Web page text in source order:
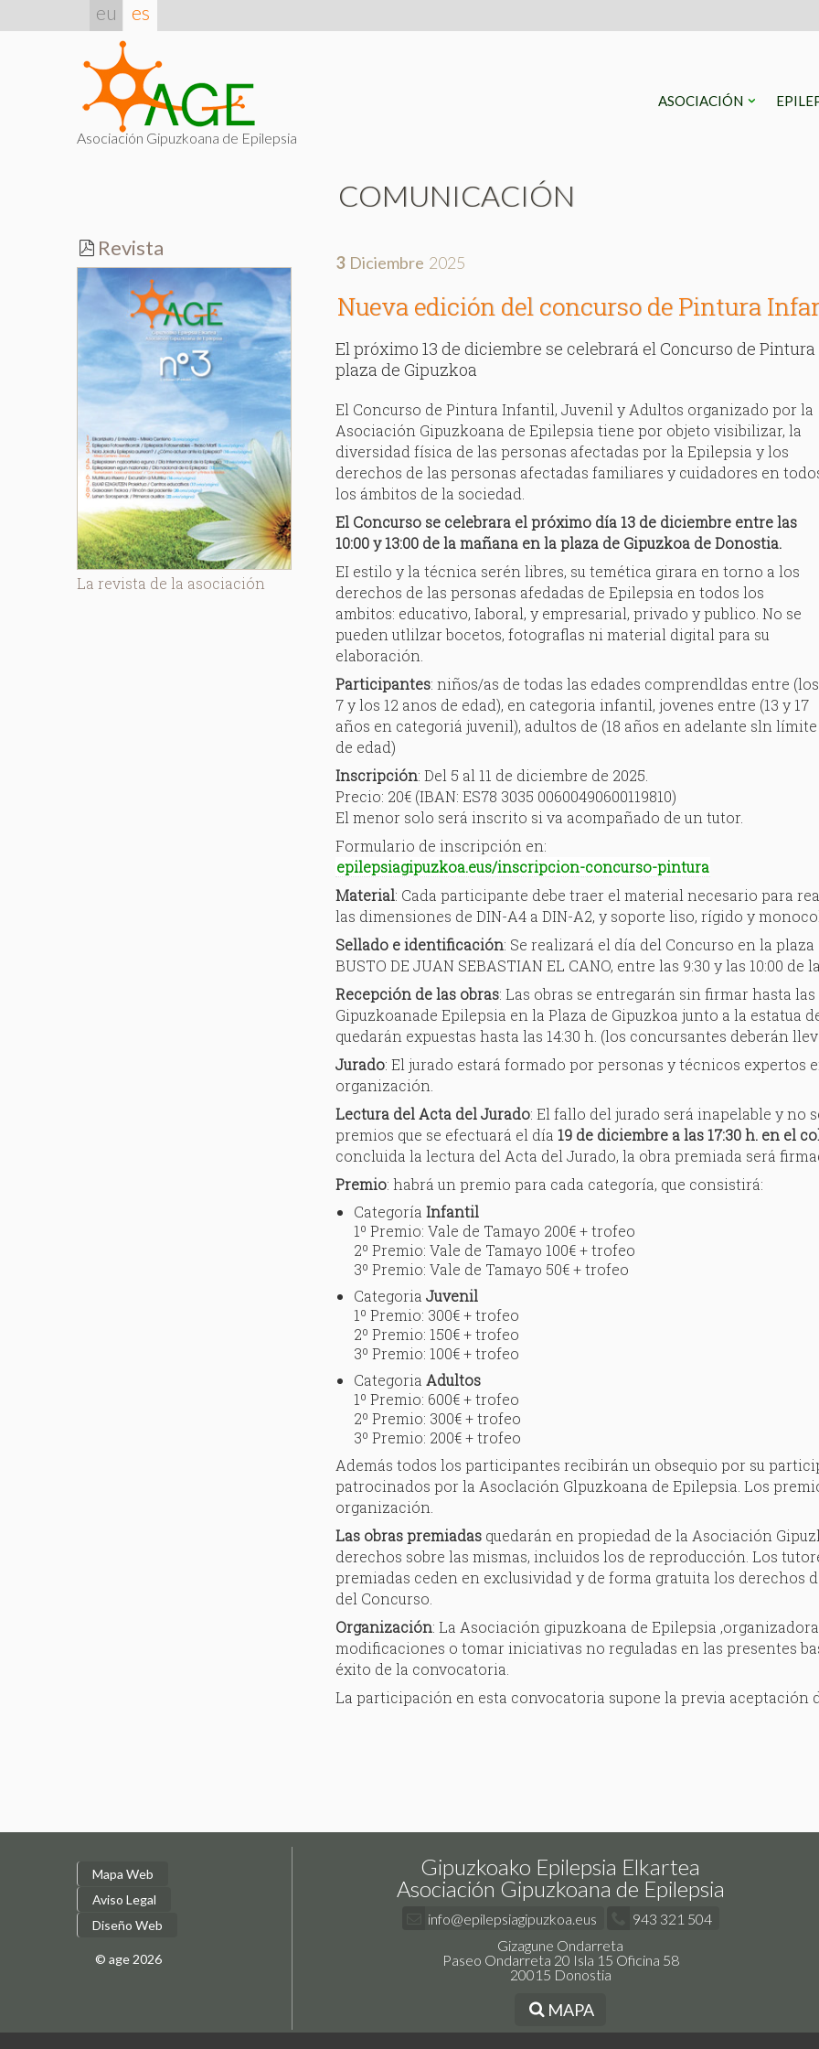
eu es
Asociación Gipuzkoana de Epilepsia
ASOCIACIÓN
COMUNICACIÓN
3 Diciembre 2025
Nueva edición del concurso de Pintura
El próximo 13 de diciembre se celebrará el Concurso de
plaza de Gipuzkoa
El Concurso de Pintura Infantil, Juvenil y Adultos organizado por la
Asociación Gipuzkoana de Epilepsia tiene por objeto visibilizar, la
diversidad física de las personas afectadas por la Epilepsia y los
derechos de las personas afectadas familiares y cuidadores en
los ámbitos de la sociedad.
El Concurso se celebrara el próximo día 13 de diciembre entre las
10:00 y 13:00 de la mañana en la plaza de Gipuzkoa de Donostia.
EI estilo y la técnica serén libres, su temética girara en torno a los
derechos de las personas afedadas de Epilepsia en todos los
ambitos: educativo, Iaboral, y empresarial, privado y publico. No se
pueden utlilzar bocetos, fotograflas ni material digital para su
elaboración.
Participantes: niños/as de todas las edades comprendldas entre (los
7 y los 12 anos de edad), en categoria infantil, jovenes entre (13 y 17
años en categoriá juvenil), adultos de (18 años en adelante sln límite
de edad)
Inscripción: Del 5 al 11 de diciembre de 2025.
Precio: 20€ (IBAN: ES78 3035 00600490600119810)
El menor solo será inscrito si va acompañado de un tutor.
Formulario de inscripción en:
epilepsiagipuzkoa.eus/inscripcion-concurso-pintura
Material: Cada participante debe traer el material necesario para
las dimensiones de DIN-A4 a DIN-A2, y soporte liso, rígido y
Sellado e identificación: Se realizará el día del Concurso en la
BUSTO DE JUAN SEBASTIAN EL CANO, entre las 9:30 y las 10:00 de
Recepción de las obras: Las obras se entregarán sin firmar hasta
Gipuzkoanade Epilepsia en la Plaza de Gipuzkoa junto a la estatua
quedarán expuestas hasta las 14:30 h. (los concursantes deberán
Jurado: El jurado estará formado por personas y técnicos expertos
organización.
Lectura del Acta del Jurado: El fallo del jurado será inapelable y no
premios que se efectuará el día19 de diciembre a las 17:30 h. en el
concluida la lectura del Acta del Jurado, la obra premiada será
Premio: habrá un premio para cada categoría, que consistirá:
CategoríaInfantil
1º Premio: Vale de Tamayo 200€ + trofeo
2º Premio: Vale de Tamayo 100€ + trofeo
3º Premio: Vale de Tamayo 50€ + trofeo
CategoriaJuvenil
1º Premio: 300€ + trofeo
2º Premio: 150€ + trofeo
3º Premio: 100€ + trofeo
CategoriaAdultos
1º Premio: 600€ + trofeo
2º Premio: 300€ + trofeo
3º Premio: 200€ + trofeo
Además todos los participantes recibirán un obsequio por su
patrocinados por la Asoclación Glpuzkoana de Epilepsia. Los
organización.
Las obras premiadas quedarán en propiedad de la Asociación
derechos sobre las mismas, incluidos los de reproducción. Los
premiadas ceden en exclusividad y de forma gratuita los derechos
del Concurso.
Organización: La Asociación gipuzkoana de Epilepsia
modificaciones o tomar iniciativas no reguladas en las presentes
éxito de la convocatoria.
La participación en esta convocatoria supone la previa aceptación
Revista
La revista de la asociación
Mapa Web
Aviso Legal
Diseño Web
© age 2026
Gipuzkoako Epilepsia Elkartea
Asociación Gipuzkoana de Epilepsia
info@epilepsiagipuzkoa.eus
943 321 504
Gizagune Ondarreta
Paseo Ondarreta 20 Isla 15 Oficina 58
20015 Donostia
MAPA